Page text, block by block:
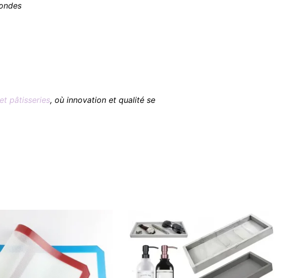
pâtisseries, où innovation et qualité se